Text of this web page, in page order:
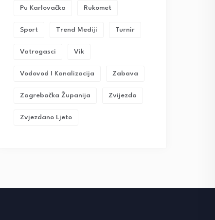
Pu Karlovačka Rukomet
Sport Trend Mediji Turnir
Vatrogasci Vik
Vodovod I Kanalizacija Zabava
Zagrebačka Županija Zvijezda
Zvjezdano Ljeto